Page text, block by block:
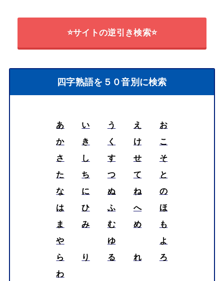
⭐サイトの逆引き検索⭐
四字熟語を５０音別に検索
あ い う え
お
か
き く け
こ
さ
し す せ
そ
た
ち つ て
と
な
に ぬ ね
の
は
ひ ふ へ
ほ
ま
み む め
も
や
ゆ
よ
ら
り る れ
ろ
わ